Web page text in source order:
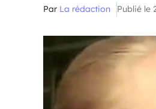
Par La rédaction Publié le